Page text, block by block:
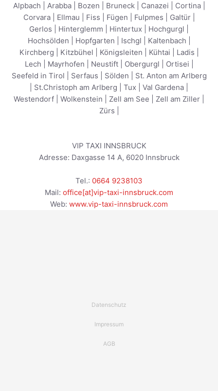
Alpbach Arabba| Bozen Bruneck Canazei Cortina|
Corvara| Ellmau Fiss Fügen Fulpmes Galtür|
Gerlos
Hinterglemm Hintertux Hochgurgl
Hochsölden
Hopfgarten Ischgl Kaltenbach
Kirchberg
Kitzbühel Königsleiten Kühtai Ladis
Lech
Mayrhofen Neustift| Obergurgl Ortisei
Seefeld in Tirol
Serfaus Sölden
St. Anton am Arlberg
St.Christoph am Arlberg Tux Val Gardena
Westendorf
Wolkenstein Zell am See Zell am Ziller
Zürs
VIP TAXI INNSBRUCK
Adresse: Daxgasse 14 A, 6020 Innsbruck
Tel.: 0664 9238103
Mail: office[at]vip-taxi-innsbruck.com
Web: www.vip-taxi-innsbruck.com
Datenschutz
Impressum
AGB